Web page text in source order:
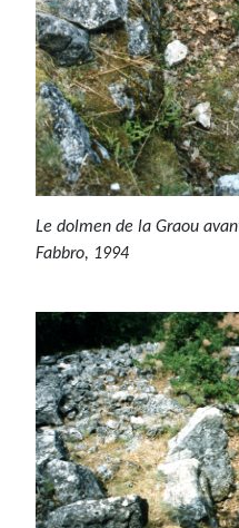
Le dolmen de la Graou
Fabbro, 1994